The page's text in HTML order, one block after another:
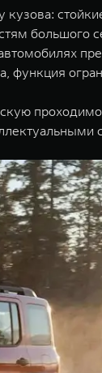
большого
функция